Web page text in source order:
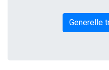
Generelle